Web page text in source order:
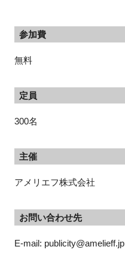
参加費
無料
定員
300名
主催
アメリエフ株式会社
お問い合わせ先
E-mail: publicity@amelieff.jp